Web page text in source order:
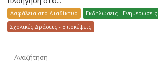
Ασφάλεια στο Διαδίκτυο Εκδηλώσεις - Ενημερώσεις
Σχολικές Δράσεις - Επισκέψεις